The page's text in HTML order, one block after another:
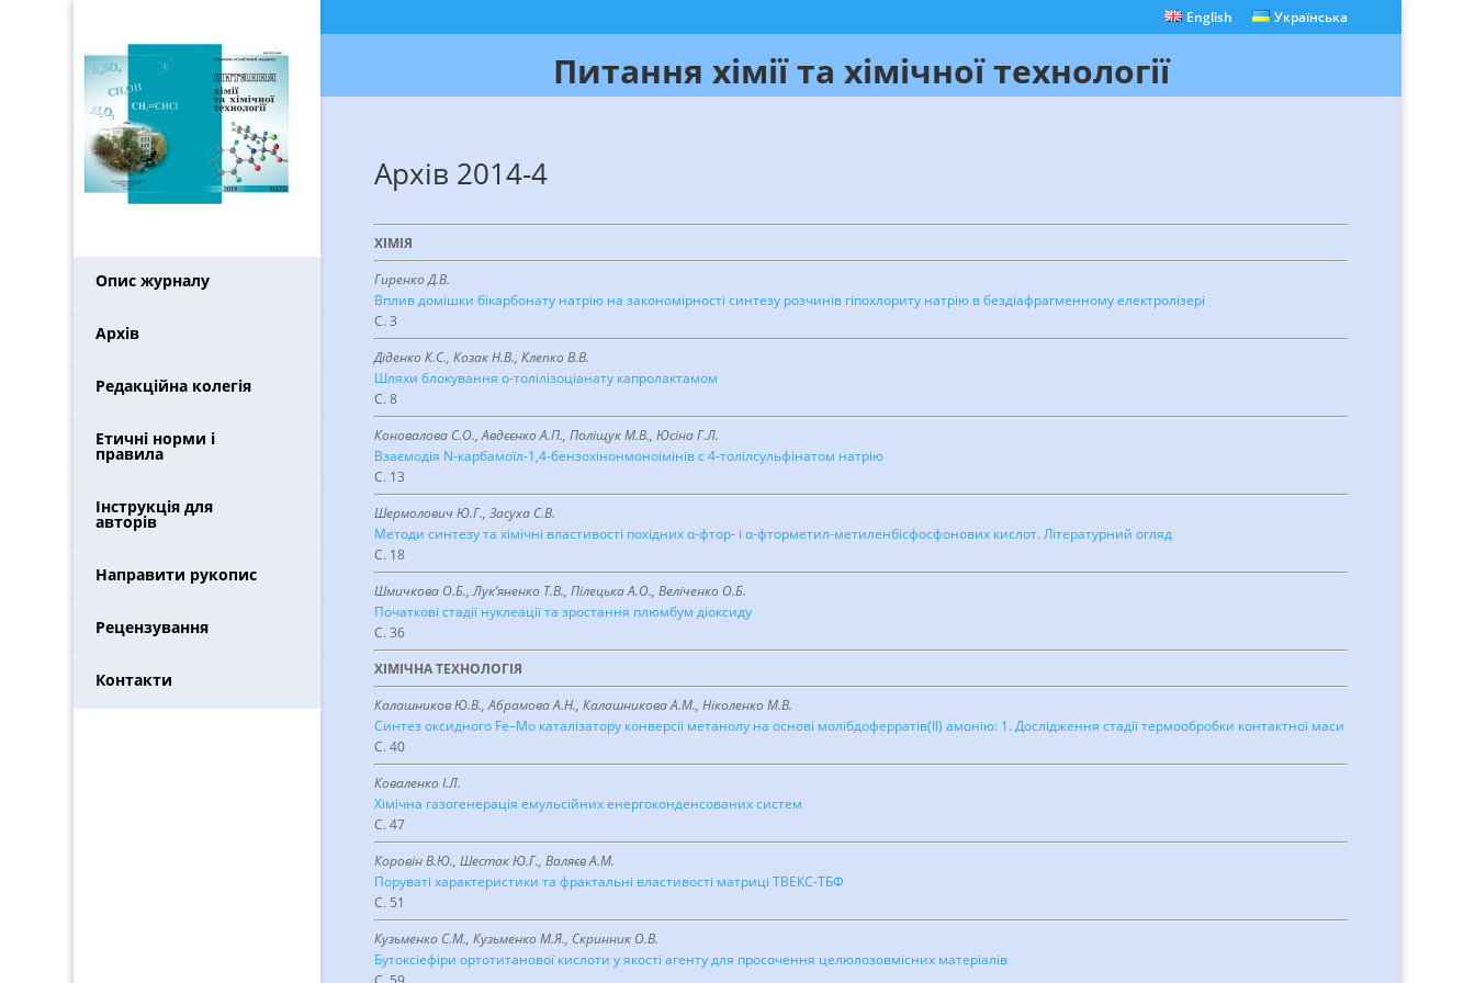
English Українська
Опис журналу
Архів
Редакційна колегія
Етичні норми і
правила
Інструкція для
авторів
Направити рукопис
Рецензування
Контакти
Питання хімії та хімічної технології
Архів 2014-4
ХIМIЯ
Гиренко Д.В.
Вплив домішки бікарбонату натрію на закономірності синтезу розчинів гіпохлориту натрію в бездіафрагменному електролізері
C. 3
Діденко К.С., Козак Н.В., Клепко В.В.
Шляхи блокування о-толілізоціанату капролактамом
C. 8
Коновалова С.О., Авдєєнко А.П., Поліщук М.В., Юсіна Г.Л.
Взаємодія N-карбамоїл-1,4-бензохінонмоноімінів с 4-толілсульфінатом натрію
C. 13
Шермолович Ю.Г., Засуха С.В.
Методи синтезу та хімічні властивості похідних α-фтор- і α-фторметил-метиленбісфосфонових кислот. Літературний огляд
C. 18
Шмичкова О.Б., Лук’яненко Т.В., Пілецька А.О., Веліченко О.Б.
Початкові стадії нуклеації та зростання плюмбум діоксиду
C. 36
ХIМIЧНА ТЕХНОЛОГIЯ
Калашников Ю.В., Абрамова А.Н., Калашникова А.М., Ніколенко М.В.
Синтез оксидного Fe–Mo каталізатору конверсії метанолу на основі молібдоферратів(II) амонію: 1. Дослідження стадії термообробки контактної маси
C. 40
Коваленко І.Л.
Хімічна газогенерація емульсійних енергоконденсованих систем
C. 47
Коровін В.Ю., Шестак Ю.Г., Валяєв А.М.
Поруваті характеристики та фрактальні властивості матриці ТВЕКС-ТБФ
C. 51
Кузьменко С.М., Кузьменко М.Я., Скринник О.В.
Бутоксіефіри ортотитанової кислоти у якості агенту для просочення целюлозовмісних матеріалів